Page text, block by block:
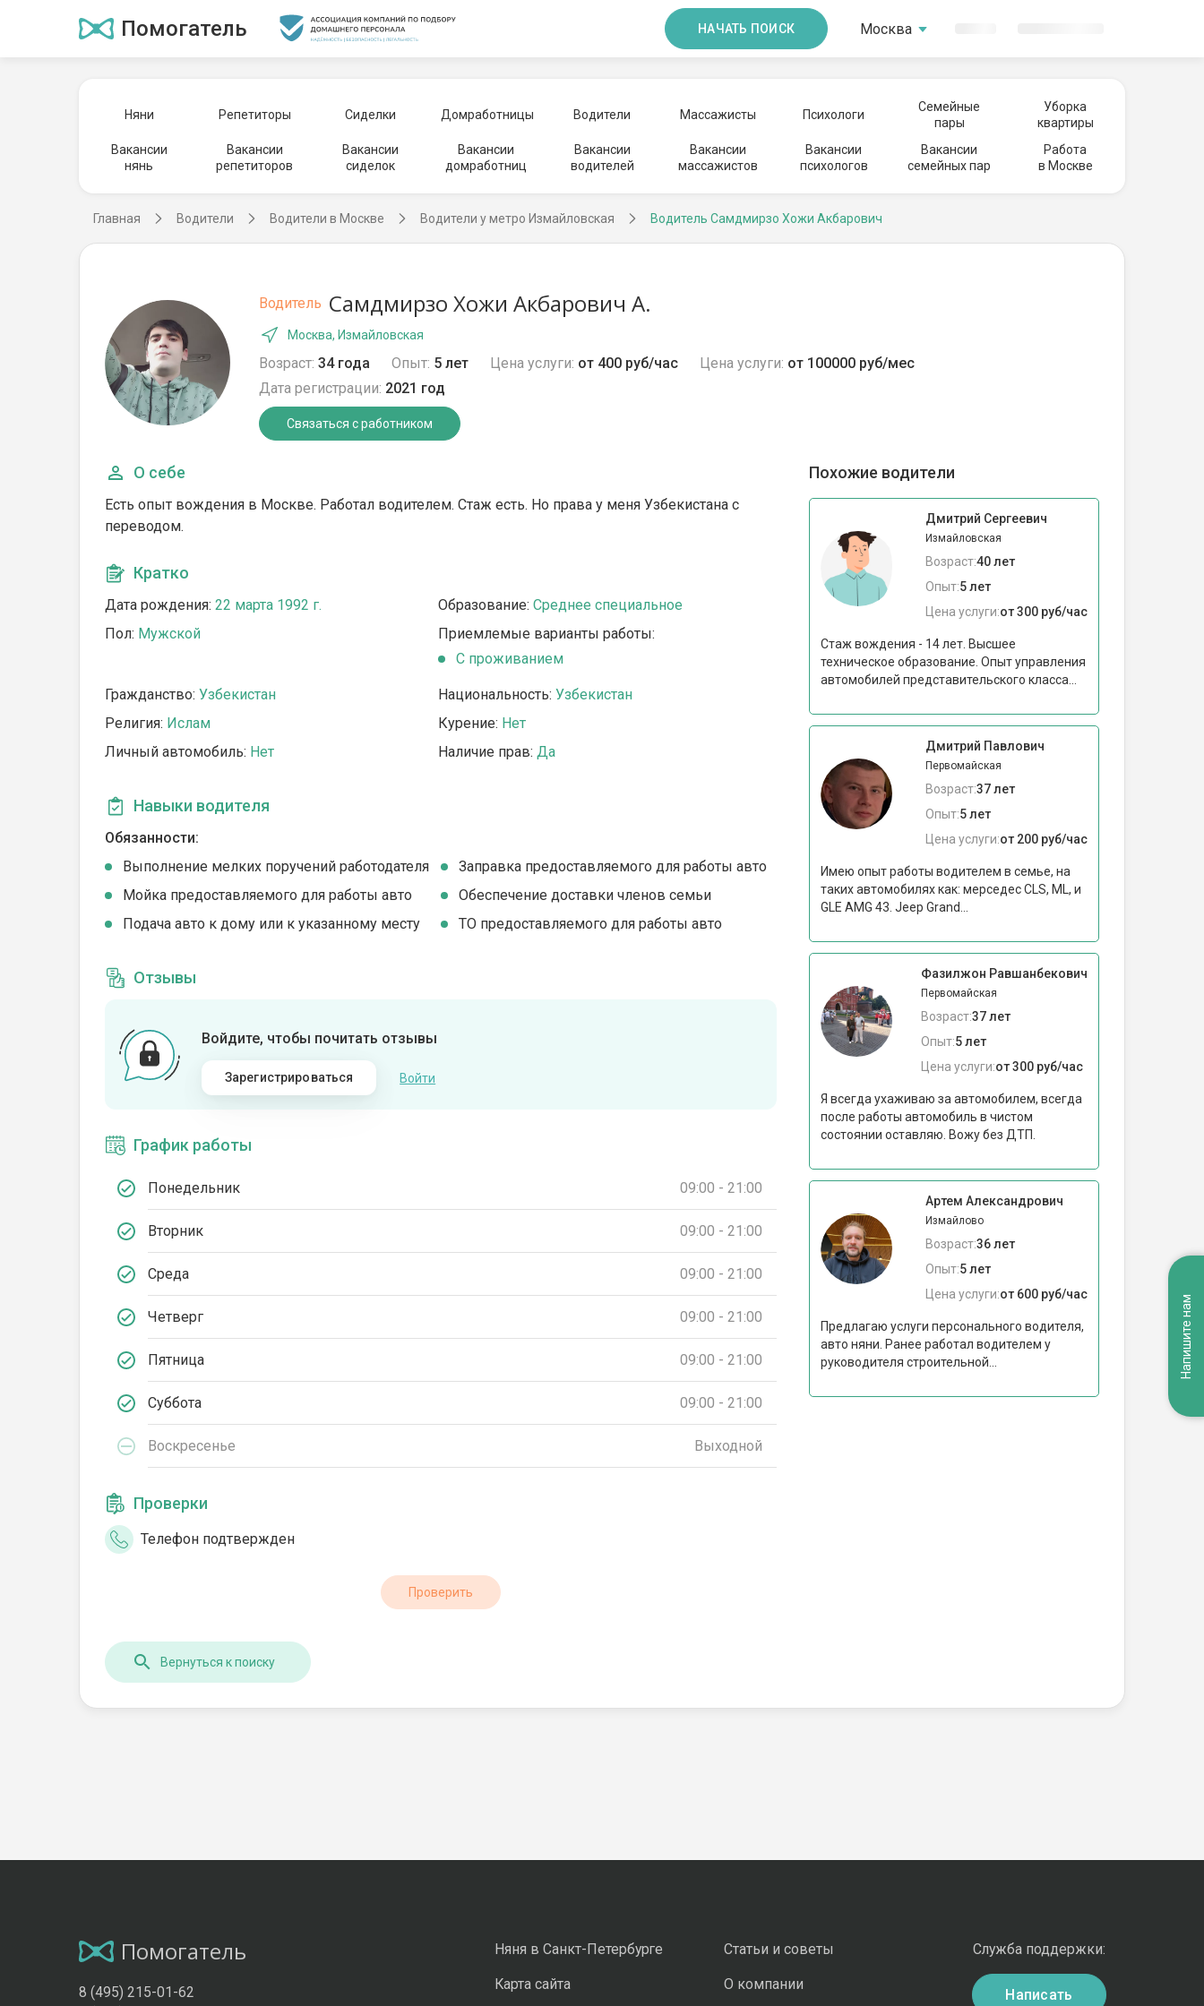
Помогатель НАЧАТЬ ПОИСК Москва
Няни Репетиторы Сиделки Домработницы Водители Массажисты Психологи
Семейные
пары
Уборка
квартиры
Вакансии
нянь
Вакансии
репетиторов
Вакансии
сиделок
Вакансии
домработниц
Вакансии
водителей
Вакансии
массажистов
Вакансии
психологов
Вакансии
семейных пар
Работа
в Москве
Главная Водители Водители в Москве Водители у метро Измайловская Водитель Самдмирзо Хожи Акбарович
Водитель Самдмирзо Хожи Акбарович А.
Москва, Измайловская
Возраст: 34 года Опыт: 5 лет Цена услуги: от 400 руб/час Цена услуги: от 100000 руб/мес
Дата регистрации: 2021 год
Связаться с работником
О себе
Есть опыт вождения в Москве. Работал водителем. Стаж есть. Но права у меня Узбекистана с
переводом.
Кратко
Дата рождения: 22 марта 1992 г. Образование: Среднее специальное
Пол: Мужской
Приемлемые варианты работы:
С проживанием
Гражданство: Узбекистан Национальность: Узбекистан
Религия: Ислам Курение: Нет
Личный автомобиль: Нет Наличие прав: Да
Навыки водителя
Обязанности:
Выполнение мелких поручений работодателя
Заправка предоставляемого для работы авто
Мойка предоставляемого для работы авто
Обеспечение доставки членов семьи
Подача авто к дому или к указанному месту
ТО предоставляемого для работы авто
Отзывы
Войдите, чтобы почитать отзывы
Зарегистрироваться Войти
График работы
Понедельник 09:00 - 21:00
Вторник 09:00 - 21:00
Среда 09:00 - 21:00
Четверг 09:00 - 21:00
Пятница 09:00 - 21:00
Суббота 09:00 - 21:00
Воскресенье Выходной
Проверки
Телефон подтвержден
Проверить
Похожие водители
Дмитрий Сергеевич
Измайловская
Возраст:40 лет
Опыт:5 лет
Цена услуги:от 300 руб/час
Стаж вождения - 14 лет. Высшее
техническое образование. Опыт управления
автомобилей представительского класса...
Дмитрий Павлович
Первомайская
Возраст:37 лет
Опыт:5 лет
Цена услуги:от 200 руб/час
Имею опыт работы водителем в семье, на
таких автомобилях как: мерседес CLS, ML, и
GLE AMG 43. Jeep Grand...
Фазилжон Равшанбекович
Первомайская
Возраст:37 лет
Опыт:5 лет
Цена услуги:от 300 руб/час
Я всегда ухаживаю за автомобилем, всегда
после работы автомобиль в чистом
состоянии оставляю. Вожу без ДТП.
Артем Александрович
Измайлово
Возраст:36 лет
Опыт:5 лет
Цена услуги:от 600 руб/час
Предлагаю услуги персонального водителя,
авто няни. Ранее работал водителем у
руководителя строительной...
Вернуться к поиску
Помогатель
8 (495) 215-01-62
Няня в Санкт-Петербурге
Карта сайта
Статьи и советы
О компании
Служба поддержки:
Написать
Напишите нам